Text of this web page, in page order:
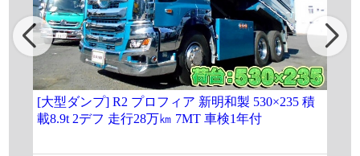
[大型ダンプ] R2 プロフィア 新明和製 530×235 積
載8.9t 2デフ 走行28万㎞ 7MT 車検1年付